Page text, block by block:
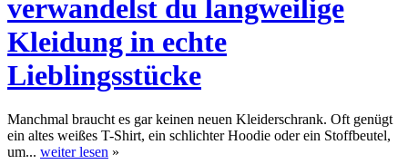
verwandelst du langweilige
Kleidung in echte
Lieblingsstücke
Manchmal braucht es gar keinen neuen Kleiderschrank. Oft genügt
ein altes weißes T-Shirt, ein schlichter Hoodie oder ein Stoffbeutel,
um... weiter lesen »